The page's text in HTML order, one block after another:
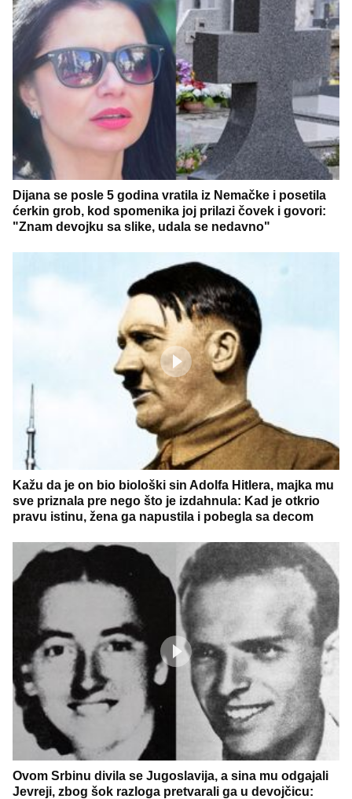
Dijana se posle 5 godina vratila iz Nemačke i posetila
ćerkin grob, kod spomenika joj prilazi čovek i govori:
"Znam devojku sa slike, udala se nedavno"
Kažu da je on bio biološki sin Adolfa Hitlera, majka mu
sve priznala pre nego što je izdahnula: Kad je otkrio
pravu istinu, žena ga napustila i pobegla sa decom
Ovom Srbinu divila se Jugoslavija, a sina mu odgajali
Jevreji, zbog šok razloga pretvarali ga u devojčicu: